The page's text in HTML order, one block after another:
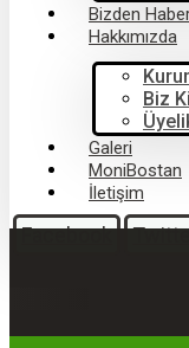
Bizden
Hakkımızda
Biz
Galeri
MoniBostan
İletişim
Facebook